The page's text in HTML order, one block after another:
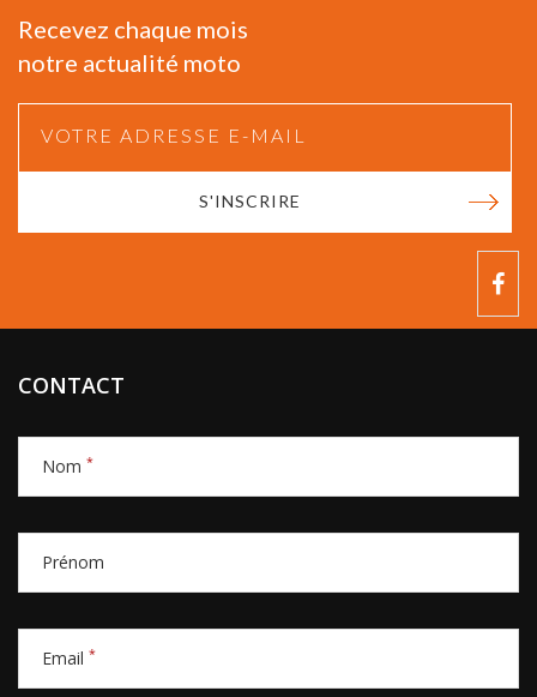
Recevez chaque mois
notre actualité moto
S'INSCRIRE
CONTACT
Nom *
Prénom
Email *